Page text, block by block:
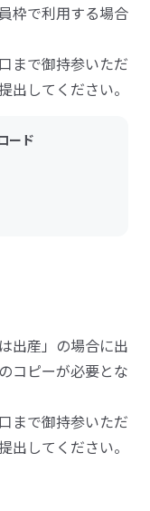
枠で利用する場合
まで御持参いただ
出してください。
ード
出産」の場合に出
コピーが必要とな
まで御持参いただ
出してください。